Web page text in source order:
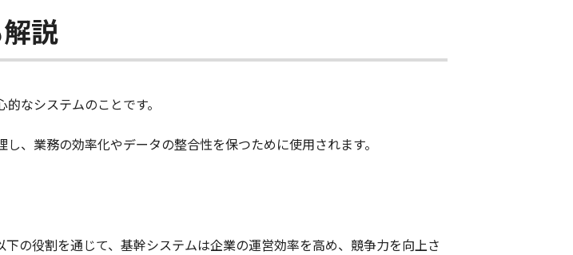
説
なシステムのことです。
、業務の効率化やデータの整合性を保つために使用されます。
の役割を通じて、基幹システムは企業の運営効率を高め、競争力を向上さ